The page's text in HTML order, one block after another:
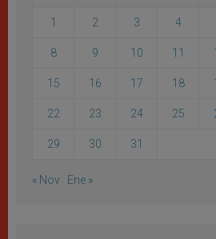
1 2 3 4
8 9 10 11
15 16 17 18
22 23 24 25
29 30 31
« Nov Ene »